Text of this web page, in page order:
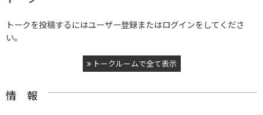
トークを投稿するにはユーザー登録またはログインをしてくださ
い。
トークルームで全て表示
情 報